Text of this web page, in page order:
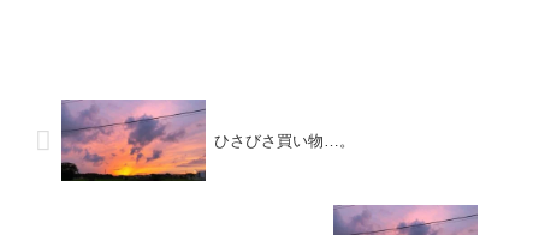
ひさびさ買い物…。